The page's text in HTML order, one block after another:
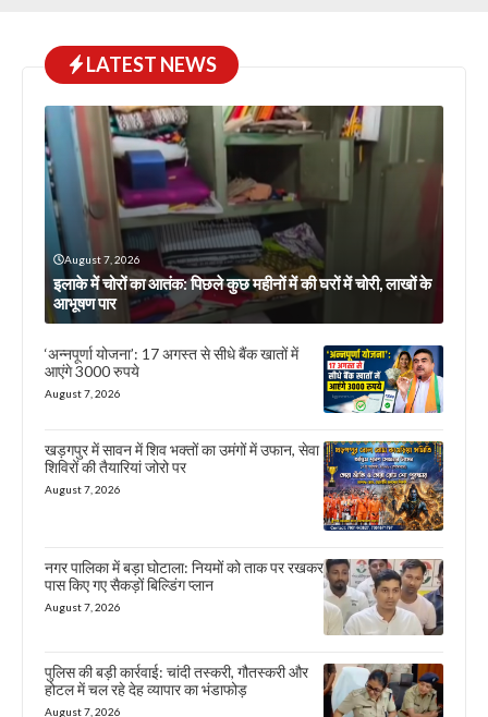
LATEST NEWS
August 7, 2026
इलाके में चोरों का आतंक: पिछले कुछ महीनों में की घरों में चोरी, लाखों के
आभूषण पार
‘अन्नपूर्णा योजना’: 17 अगस्त से सीधे बैंक खातों में
आएंगे 3000 रुपये
August 7, 2026
खड़गपुर में सावन में शिव भक्तों का उमंगों में उफान, सेवा
शिविरों की तैयारियां जोरो पर
August 7, 2026
नगर पालिका में बड़ा घोटाला: नियमों को ताक पर रखकर
पास किए गए सैकड़ों बिल्डिंग प्लान
August 7, 2026
पुलिस की बड़ी कार्रवाई: चांदी तस्करी, गौतस्करी और
होटल में चल रहे देह व्यापार का भंडाफोड़
August 7, 2026